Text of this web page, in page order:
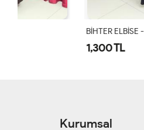
BİHTER ELBİSE - SİYAH
Kurumsal